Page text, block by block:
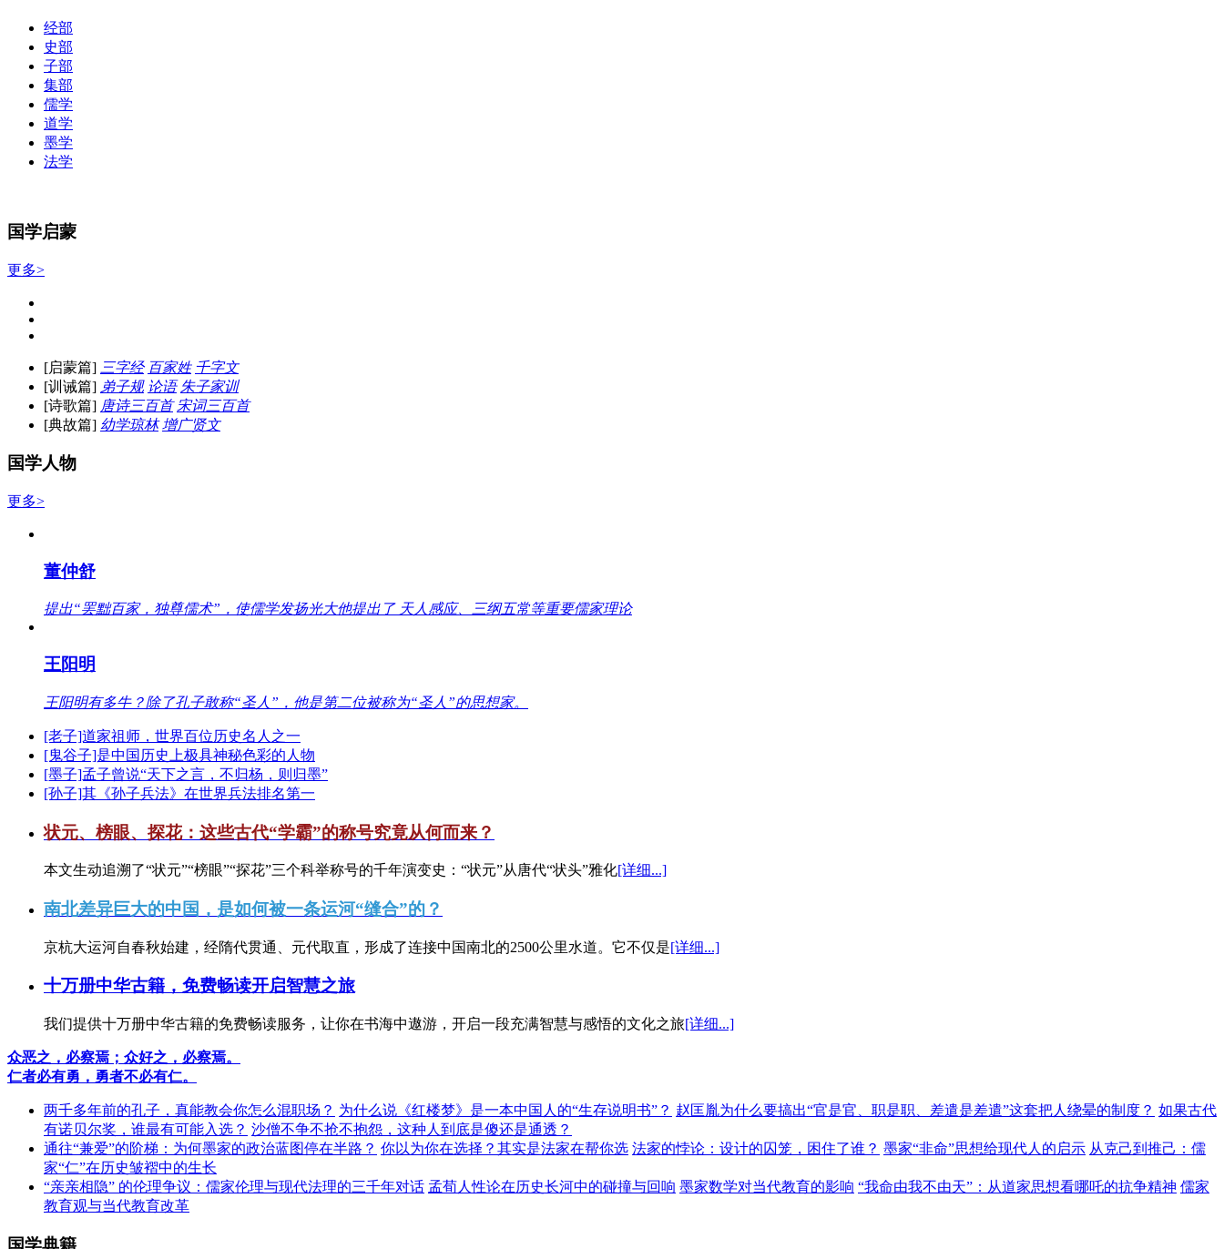
经部
史部
子部
集部
儒学
道学
墨学
法学
国学启蒙
更多>
[启蒙篇] 三字经 百家姓 千字文
[训诫篇] 弟子规 论语 朱子家训
[诗歌篇] 唐诗三百首 宋词三百首
[典故篇] 幼学琼林 增广贤文
国学人物
更多>
董仲舒
提出“罢黜百家，独尊儒术”，使儒学发扬光大他提出了 天人感应、三纲五常等重要儒家理论
王阳明
王阳明有多牛？除了孔子敢称“圣人”，他是第二位被称为“圣人”的思想家。
[老子]道家祖师，世界百位历史名人之一
[鬼谷子]是中国历史上极具神秘色彩的人物
[墨子]孟子曾说“天下之言，不归杨，则归墨”
[孙子]其《孙子兵法》在世界兵法排名第一
状元、榜眼、探花：这些古代“学霸”的称号究竟从何而来？
本文生动追溯了“状元”“榜眼”“探花”三个科举称号的千年演变史：“状元”从唐代“状头”雅化[详细...]
南北差异巨大的中国，是如何被一条运河“缝合”的？
京杭大运河自春秋始建，经隋代贯通、元代取直，形成了连接中国南北的2500公里水道。它不仅是[详细...]
十万册中华古籍，免费畅读开启智慧之旅
我们提供十万册中华古籍的免费畅读服务，让你在书海中遨游，开启一段充满智慧与感悟的文化之旅[详细...]
众恶之，必察焉；众好之，必察焉。
仁者必有勇，勇者不必有仁。
两千多年前的孔子，真能教会你怎么混职场？ 为什么说《红楼梦》是一本中国人的“生存说明书”？ 赵匡胤为什么要搞出“官是官、职是职、差遣是差遣”这套把人绕晕的制度？ 如果古代
有诺贝尔奖，谁最有可能入选？ 沙僧不争不抢不抱怨，这种人到底是傻还是通透？
通往“兼爱”的阶梯：为何墨家的政治蓝图停在半路？ 你以为你在选择？其实是法家在帮你选 法家的悖论：设计的囚笼，困住了谁？ 墨家“非命”思想给现代人的启示 从克己到推己：儒
家“仁”在历史皱褶中的生长
“亲亲相隐” 的伦理争议：儒家伦理与现代法理的三千年对话 孟荀人性论在历史长河中的碰撞与回响 墨家数学对当代教育的影响 “我命由我不由天”：从道家思想看哪吒的抗争精神 儒家
教育观与当代教育改革
国学典籍